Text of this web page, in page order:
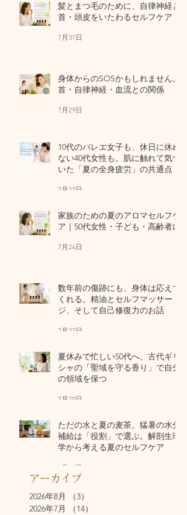
髪とまつ毛のために、自律神経と
首・頭皮をいたわるセルフケア
7月31日
身体からのSOSかもしれません。
首・自律神経・血流との関係
7月29日
10代のバレエ女子も、休日に休め
ない40代女性も。肌に触れて気づ
いた「夏の全身疲労」の共通点
7月27日
家族のための夏のアロマセルフケ
ア｜50代女性・子ども・高齢者に
7月24日
数年前の傷跡にも、身体は応えて
くれる。精油とセルフマッサー
ジ、そして自己修復力のお話
7月22日
夏休みで忙しい50代へ。古代ギリ
シャの「聖域を守る香り」で自分
の領域を保つ
7月20日
ただの水と夏の麦茶。猛暑の水分
補給は「役割」で選ぶ。解剖生理
学から考える夏のセルフケア
7月17日
アーカイブ
2026年8月
（3）
2026年7月
（14）